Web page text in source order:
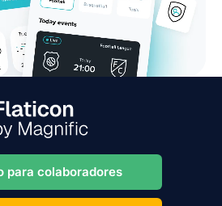
para colaboradores